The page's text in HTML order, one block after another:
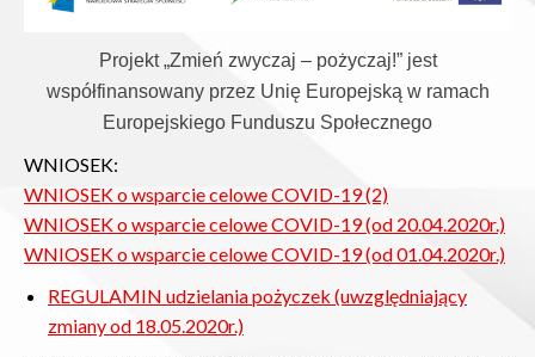
Projekt „Zmień zwyczaj – pożyczaj!” jest
współfinansowany przez Unię Europejską w ramach
Europejskiego Funduszu Społecznego
WNIOSEK:
WNIOSEK o wsparcie celowe COVID-19 (2)
WNIOSEK o wsparcie celowe COVID-19 (od 20.04.2020r.)
WNIOSEK o wsparcie celowe COVID-19 (od 01.04.2020r.)
REGULAMIN udzielania pożyczek (uwzględniający
zmiany od 18.05.2020r.)